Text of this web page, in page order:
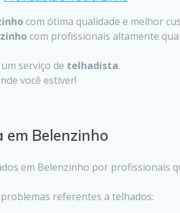
com ótima qualidade e melhor
com profissionais altamente
serviço de telhadista.
você estiver!
Belenzinho
em Belenzinho por profissionais
referentes a telhados: